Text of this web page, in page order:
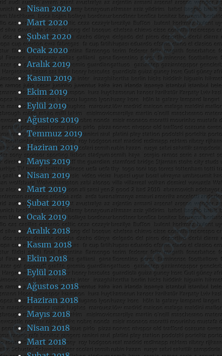
Nisan 2020
Mart 2020
Şubat 2020
Ocak 2020
Aralık 2019
Kasım 2019
Ekim 2019
Eylül 2019
Ağustos 2019
Temmuz 2019
Haziran 2019
Mayıs 2019
Nisan 2019
Mart 2019
Şubat 2019
Ocak 2019
Aralık 2018
Kasım 2018
Ekim 2018
Eylül 2018
Ağustos 2018
Haziran 2018
Mayıs 2018
Nisan 2018
Mart 2018